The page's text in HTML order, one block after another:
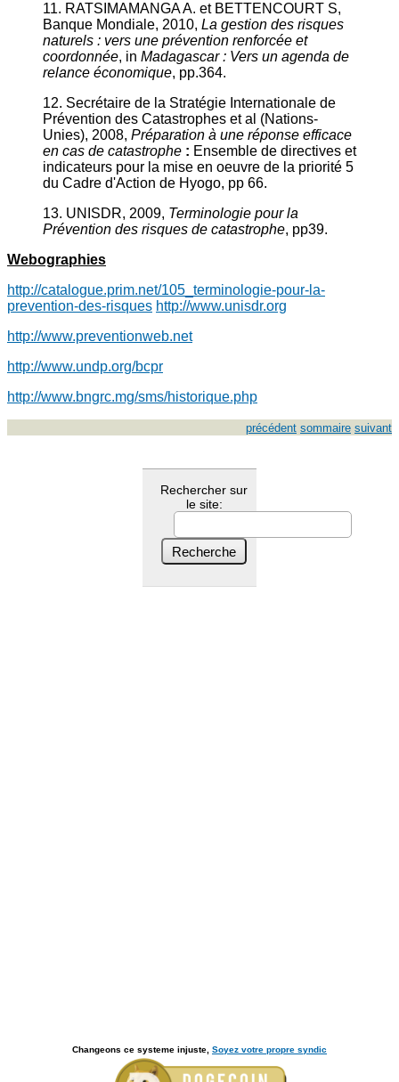
11. RATSIMAMANGA A. et BETTENCOURT S,
Banque Mondiale, 2010, La gestion des risques
naturels : vers une prévention renforcée et
coordonnée, in Madagascar : Vers un agenda de
relance économique, pp.364.
12. Secrétaire de la Stratégie Internationale de
Prévention des Catastrophes et al (Nations-
Unies), 2008, Préparation à une réponse efficace
en cas de catastrophe : Ensemble de directives et
indicateurs pour la mise en oeuvre de la priorité 5
du Cadre d'Action de Hyogo, pp 66.
13. UNISDR, 2009, Terminologie pour la
Prévention des risques de catastrophe, pp39.
Webographies
http://catalogue.prim.net/105_terminologie-pour-la-
prevention-des-risques http://www.unisdr.org
http://www.preventionweb.net
http://www.undp.org/bcpr
http://www.bngrc.mg/sms/historique.php
précédent sommaire suivant
Rechercher sur
le site:
Changeons ce systeme injuste, Soyez votre propre syndic